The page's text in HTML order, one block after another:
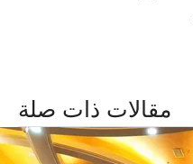
مقالات ذات صلة